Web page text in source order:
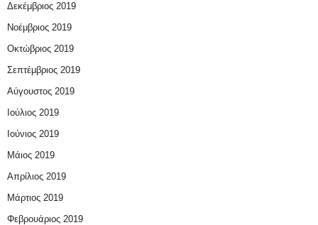
Δεκέμβριος 2019
Νοέμβριος 2019
Οκτώβριος 2019
Σεπτέμβριος 2019
Αύγουστος 2019
Ιούλιος 2019
Ιούνιος 2019
Μάιος 2019
Απρίλιος 2019
Μάρτιος 2019
Φεβρουάριος 2019